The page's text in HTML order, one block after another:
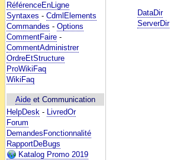
RéférenceEnLigne
Syntaxes - CdmlElements
Commandes - Options
CommentFaire -
CommentAdministrer
OrdreEtStructure
ProWikiFaq
WikiFaq
Aide et Communication
HelpDesk - LivredOr
Forum
DemandesFonctionnalité
RapportDeBugs
Katalog Promo 2019
DataDir
ServerDir